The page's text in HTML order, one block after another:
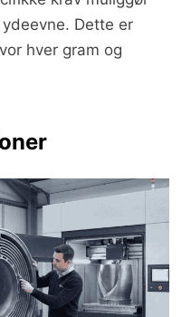
Dette er
hver gram og